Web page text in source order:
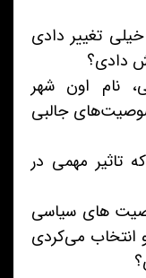
تغییر دادی
دادی؟
نام اون شهر
جالبی
تاثیر مهمی در
های سیاسی
انتخاب می‌کردی